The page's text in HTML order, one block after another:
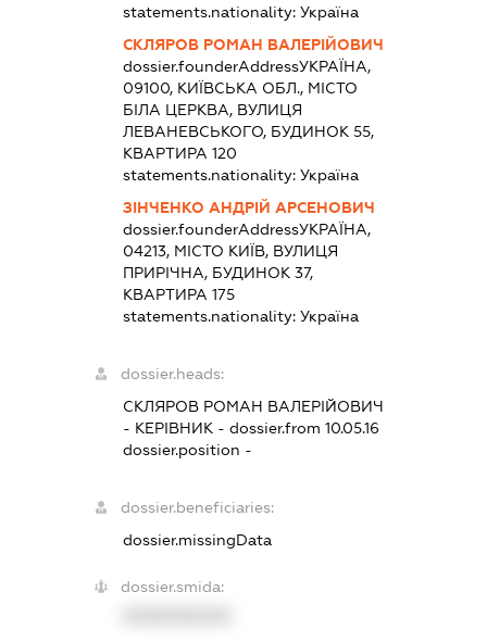
statements.nationality:Україна
СКЛЯРОВ РОМАН ВАЛЕРІЙОВИЧ
dossier.founderAddressУКРАЇНА,
09100, КИЇВСЬКА ОБЛ., МІСТО
БІЛА ЦЕРКВА, ВУЛИЦЯ
ЛЕВАНЕВСЬКОГО, БУДИНОК 55,
КВАРТИРА 120
statements.nationality:Україна
ЗІНЧЕНКО АНДРІЙ АРСЕНОВИЧ
dossier.founderAddressУКРАЇНА,
04213, МІСТО КИЇВ, ВУЛИЦЯ
ПРИРІЧНА, БУДИНОК 37,
КВАРТИРА 175
statements.nationality:Україна
dossier.heads:
СКЛЯРОВ РОМАН ВАЛЕРІЙОВИЧ
- КЕРІВНИК - dossier.from 10.05.16
dossier.position -
dossier.beneficiaries:
dossier.missingData
dossier.smida: